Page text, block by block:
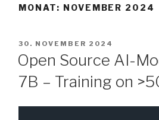
MONAT: NOVEMBER 2024
VERÖFFENTLICHT
30. NOVEMBER 2024
Open Source AI-
7B – Training on